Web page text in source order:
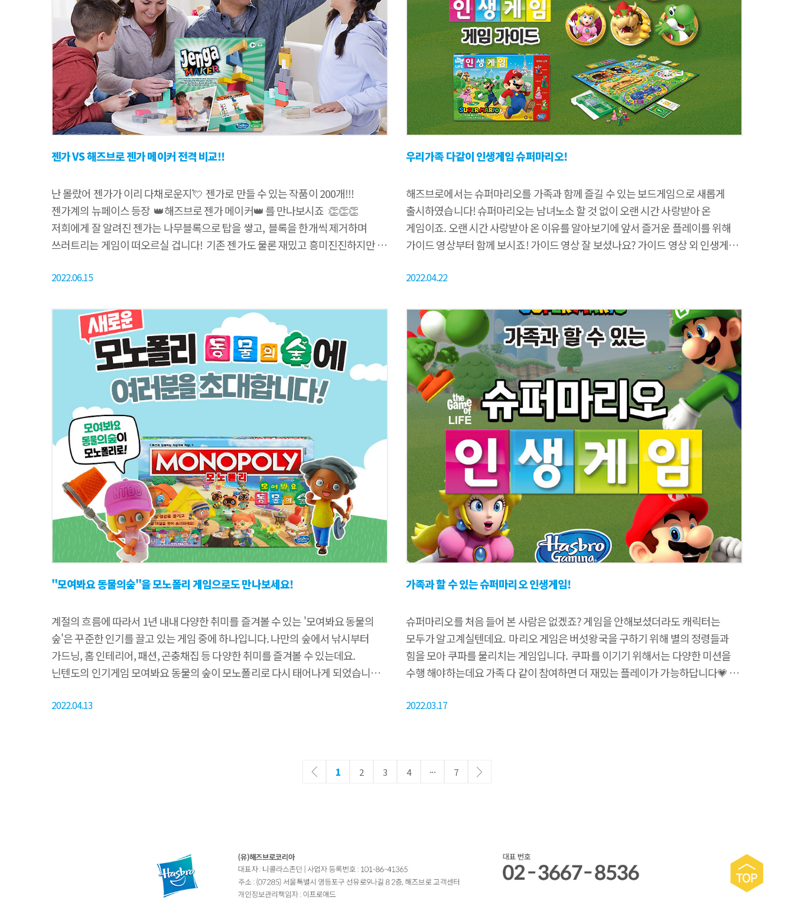
젠가 VS 해즈브로 젠가 메이커 전격 비교!!
난 몰랐어 젠가가 이리 다채로운지💘 ​ 젠가로 만들 수 있는 작품이 200개!!! ​
젠가계의 뉴페이스 등장 ​ 👑해즈브로 젠가 메이커👑 를 만나보시죠 ​ 👏👏👏 ​ ​ ​ ​ ​
저희에게 잘 알려진 젠가는 나무블록으로 탑을 쌓고, ​ 블록을 한개씩 제거하며
쓰러트리는 게임이 떠오르실 겁니다! ​ 기존 젠가도 물론 재밌고 흥미진진하지만 ​
출시한 ​ 젠가 메이커는 기존 젠가와는 완전히 다른! ​ 새로운 룰로 진행되는
기존 젠가와 마찬가지로 ​ 나무블록과, 젠가 메이커 카드 총 200장, 게임 설명서로
구성되어 있습니다! ​ 젠가에 카드..
2022.06.15
우리가족 다같이 인생게임 슈퍼마리오!
해즈브로에서는 슈퍼마리오를 가족과 함께 즐길 수 있는 보드게임으로 새롭게
출시하였습니다! 슈퍼마리오는 남녀노소 할 것 없이 오랜 시간 사랑받아 온
게임이죠. 오랜 시간 사랑받아 온 이유를 알아보기에 앞서 즐거운 플레이를 위해
가이드 영상부터 함께 보시죠! 가이드 영상 잘 보셨나요? 가이드 영상 외 인생게임
소개해드리겠습니다! 구성품으로는 게임 판, 회전판, 게임 말, 스타 핀, 액션 카드,
이제 자세한 게임방법을 알아볼까요? 게임 보드에 회전판을 장착하고 카드를 각각
미니게임과 아이템, 액션 카드로 구분하여 세팅했다면 참가자는 원하는 캐릭터를
선택하여 시작 위치에 서..
2022.04.22
"모여봐요 동물의숲"을 모노폴리 게임으로도 만나보세요!
계절의 흐름에 따라서 1년 내내 다양한 취미를 즐겨볼 수 있는 '모여봐요 동물의
숲'은 꾸준한 인기를 끌고 있는 게임 중에 하나입니다. 나만의 숲에서 낚시부터
가드닝, 홈 인테리어, 패션, 곤충채집 등 다양한 취미를 즐겨볼 수 있는데요.
닌텐도의 인기게임 모여봐요 동물의 숲이 모노폴리로 다시 태어나게 되었습니다.
자원을 수집하고 파는 등의 활동을 통해 재화를 모을 수 있습니다. 이렇게 모은
2022.04.13
가족과 할 수 있는 슈퍼마리오 인생게임!
슈퍼마리오를 처음 들어 본 사람은 없겠죠? 게임을 안해보셨더라도 캐릭터는
모두가 알고계실텐데요. ​ 마리오 게임은 버섯왕국을 구하기 위해 별의 정령들과
힘을 모아 쿠파를 물리치는 게임입니다. ​ 쿠파를 이기기 위해서는 다양한 미션을
수행 해야하는데요 가족 다 같이 참여하면 더 재밌는 플레이가 가능하답니다💗 ​
가족들과 함께 진행할 수 있을 정도로 난이도가 높지 않을 뿐더러 다양한 선택을
흔히 ..
2022.03.17
1 2 3 4 ··· 7